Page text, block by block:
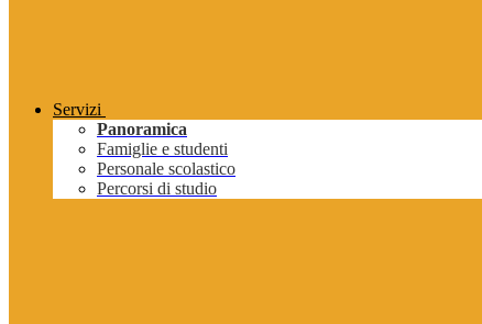
Servizi
Panoramica
Famiglie e studenti
Personale scolastico
Percorsi di studio